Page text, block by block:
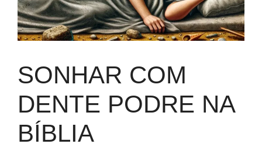
SONHAR COM
DENTE PODRE NA
BÍBLIA